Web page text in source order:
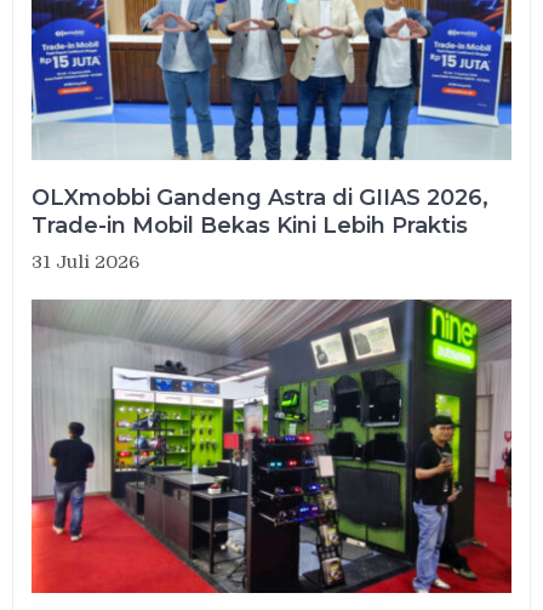
OLXmobbi Gandeng Astra di GIIAS 2026,
Trade-in Mobil Bekas Kini Lebih Praktis
31 Juli 2026